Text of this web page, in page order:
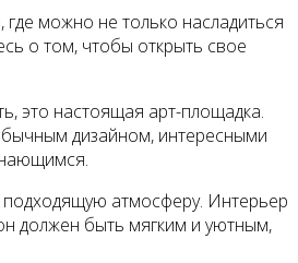
можно не только насладиться
о том, чтобы открыть свое
это настоящая арт-площадка.
дизайном, интересными
подходящую атмосферу. Интерьер
должен быть мягким и уютным,